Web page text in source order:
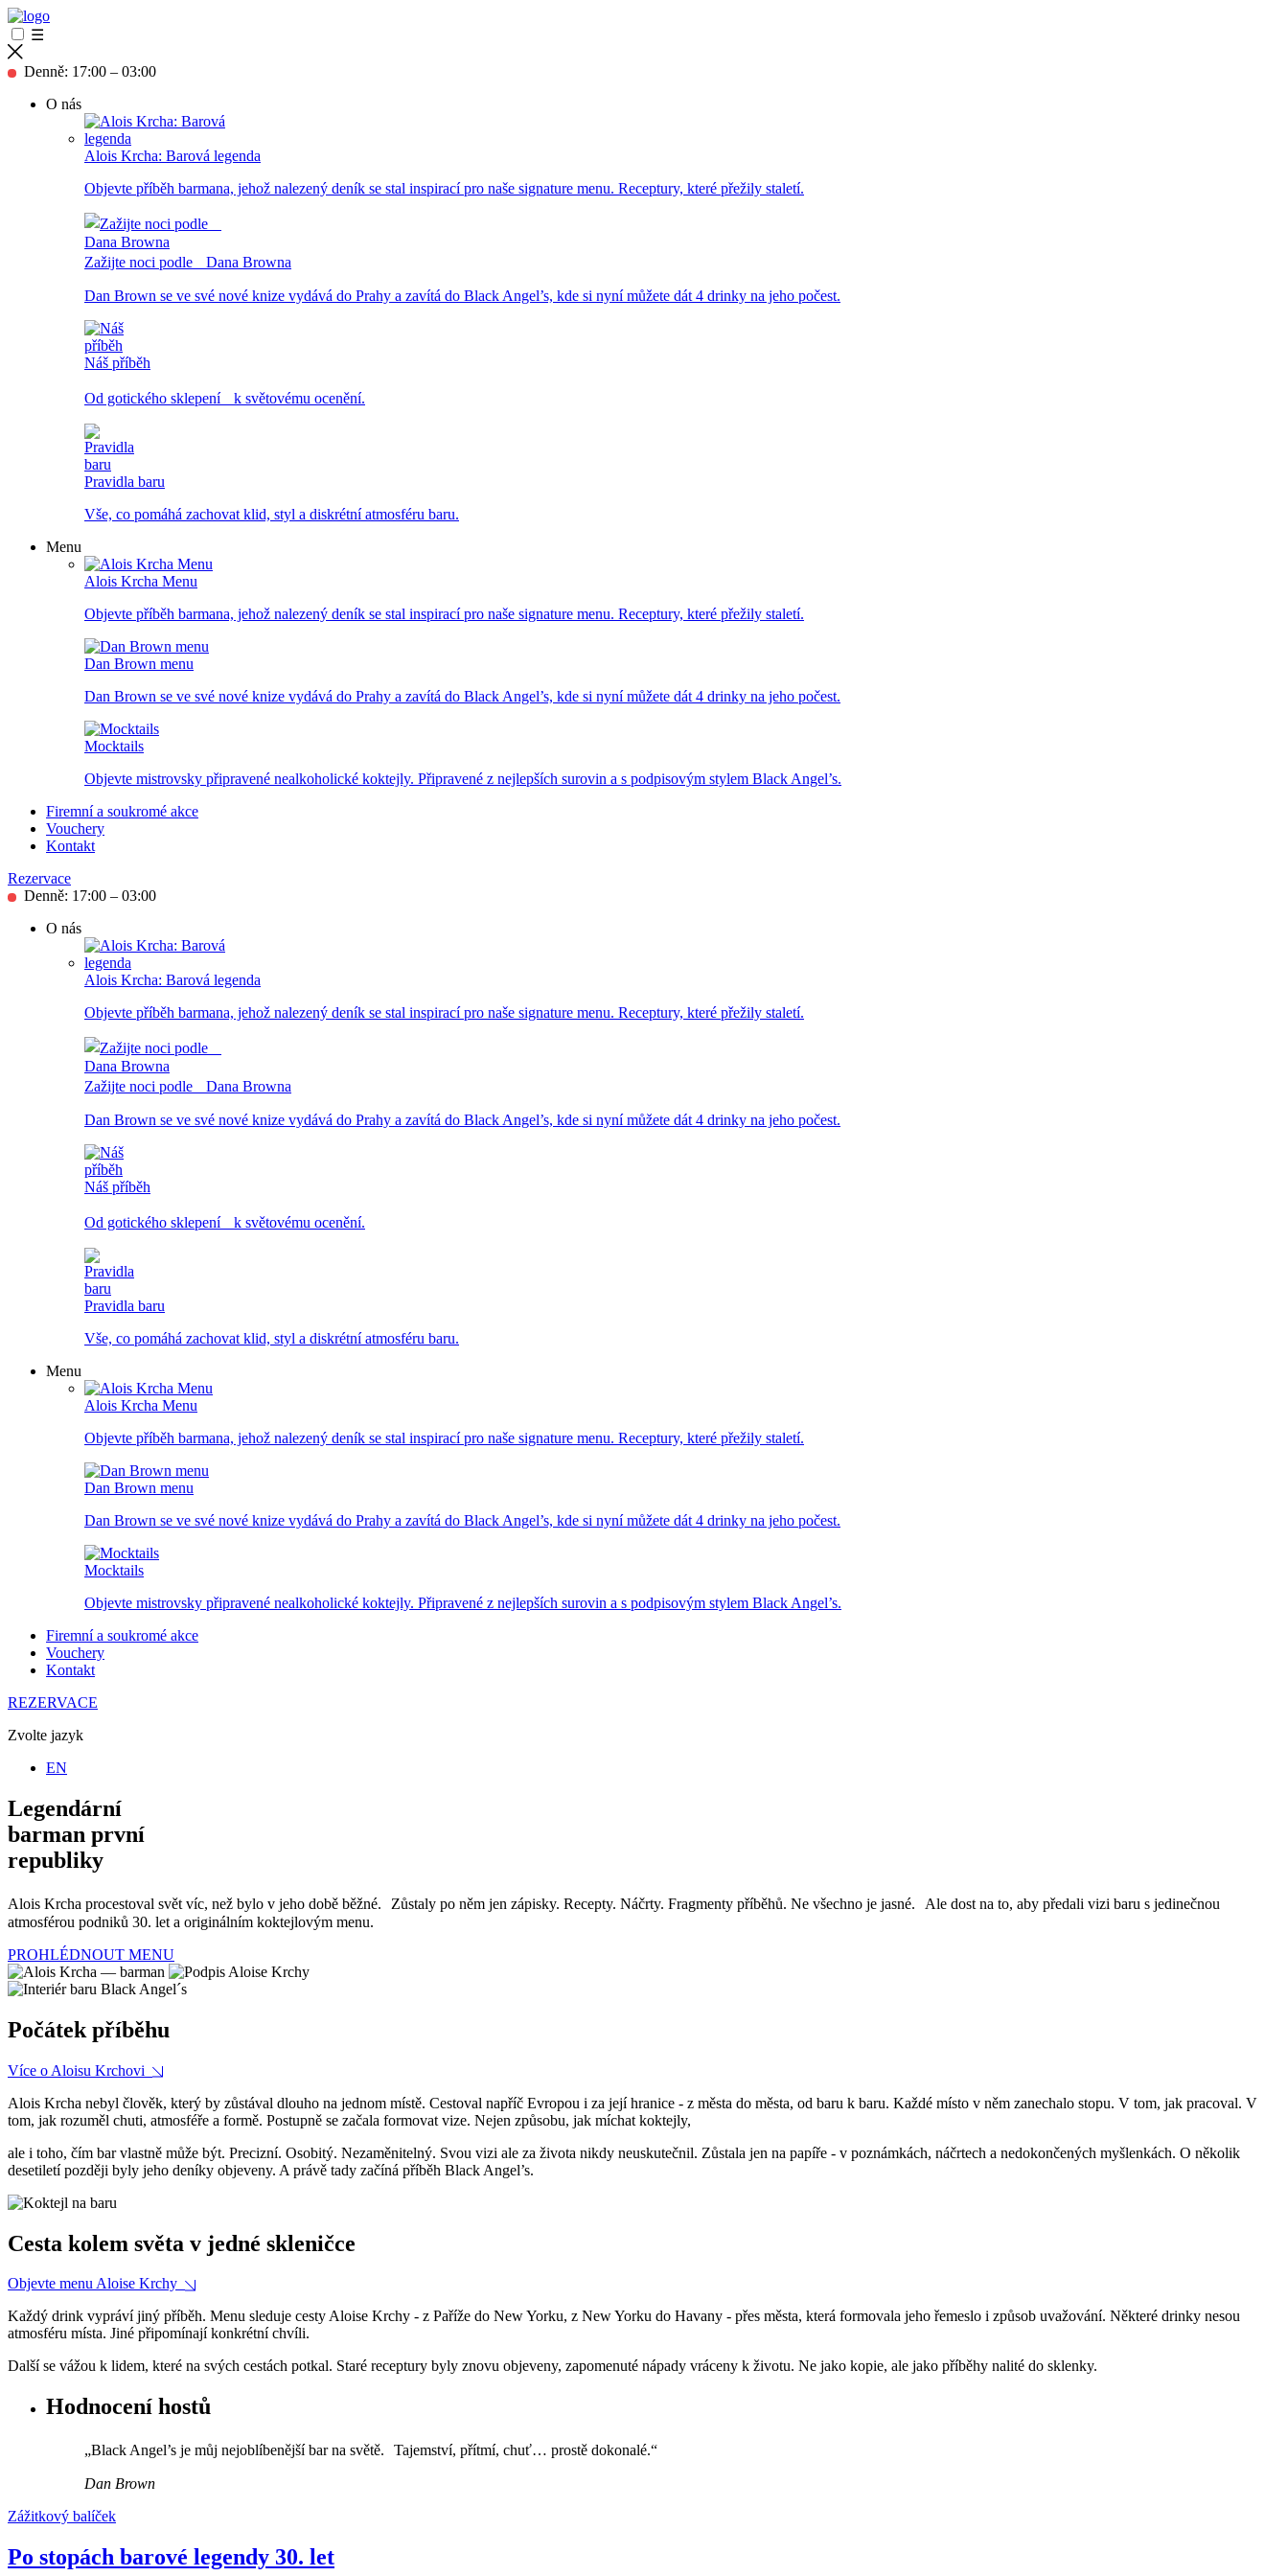
☰
Denně: 17:00 – 03:00
O nás
Alois Krcha: Barová legenda
Objevte příběh barmana, jehož nalezený deník se stal inspirací pro naše signature menu. Receptury, které přežily staletí.
Zažijte noci podle Dana Browna
Dan Brown se ve své nové knize vydává do Prahy a zavítá do Black Angel’s, kde si nyní můžete dát 4 drinky na jeho počest.
Náš příběh
Od gotického sklepení k světovému ocenění.
Pravidla baru
Vše, co pomáhá zachovat klid, styl a diskrétní atmosféru baru.
Menu
Alois Krcha Menu
Objevte příběh barmana, jehož nalezený deník se stal inspirací pro naše signature menu. Receptury, které přežily staletí.
Dan Brown menu
Dan Brown se ve své nové knize vydává do Prahy a zavítá do Black Angel’s, kde si nyní můžete dát 4 drinky na jeho počest.
Mocktails
Objevte mistrovsky připravené nealkoholické koktejly. Připravené z nejlepších surovin a s podpisovým stylem Black Angel’s.
Firemní a soukromé akce
Vouchery
Kontakt
Rezervace
Denně: 17:00 – 03:00
O nás
Alois Krcha: Barová legenda
Objevte příběh barmana, jehož nalezený deník se stal inspirací pro naše signature menu. Receptury, které přežily staletí.
Zažijte noci podle Dana Browna
Dan Brown se ve své nové knize vydává do Prahy a zavítá do Black Angel’s, kde si nyní můžete dát 4 drinky na jeho počest.
Náš příběh
Od gotického sklepení k světovému ocenění.
Pravidla baru
Vše, co pomáhá zachovat klid, styl a diskrétní atmosféru baru.
Menu
Alois Krcha Menu
Objevte příběh barmana, jehož nalezený deník se stal inspirací pro naše signature menu. Receptury, které přežily staletí.
Dan Brown menu
Dan Brown se ve své nové knize vydává do Prahy a zavítá do Black Angel’s, kde si nyní můžete dát 4 drinky na jeho počest.
Mocktails
Objevte mistrovsky připravené nealkoholické koktejly. Připravené z nejlepších surovin a s podpisovým stylem Black Angel’s.
Firemní a soukromé akce
Vouchery
Kontakt
REZERVACE
Zvolte jazyk
EN
Legendární
barman první
republiky
Alois Krcha procestoval svět víc, než bylo v jeho době běžné. Zůstaly po něm jen zápisky. Recepty. Náčrty. Fragmenty příběhů. Ne všechno je jasné. Ale dost na to, aby předali vizi baru s jedinečnou
atmosférou podniků 30. let a originálním koktejlovým menu.
PROHLÉDNOUT MENU
Počátek příběhu
Více o Aloisu Krchovi
Alois Krcha nebyl člověk, který by zůstával dlouho na jednom místě. Cestoval napříč Evropou i za její hranice - z města do města, od baru k baru. Každé místo v něm zanechalo stopu. V tom, jak pracoval. V
tom, jak rozuměl chuti, atmosféře a formě. Postupně se začala formovat vize. Nejen způsobu, jak míchat koktejly,
ale i toho, čím bar vlastně může být. Precizní. Osobitý. Nezaměnitelný. Svou vizi ale za života nikdy neuskutečnil. Zůstala jen na papíře - v poznámkách, náčrtech a nedokončených myšlenkách. O několik
desetiletí později byly jeho deníky objeveny. A právě tady začíná příběh Black Angel’s.
Cesta kolem světa v jedné skleničce
Objevte menu Aloise Krchy
Každý drink vypráví jiný příběh. Menu sleduje cesty Aloise Krchy - z Paříže do New Yorku, z New Yorku do Havany - přes města, která formovala jeho řemeslo i způsob uvažování. Některé drinky nesou
atmosféru místa. Jiné připomínají konkrétní chvíli.
Další se vážou k lidem, které na svých cestách potkal. Staré receptury byly znovu objeveny, zapomenuté nápady vráceny k životu. Ne jako kopie, ale jako příběhy nalité do sklenky.
Hodnocení hostů
„Black Angel’s je můj nejoblíbenější bar na světě. Tajemství, přítmí, chuť… prostě dokonalé.“
Dan Brown
Zážitkový balíček
Po stopách barové legendy 30. let